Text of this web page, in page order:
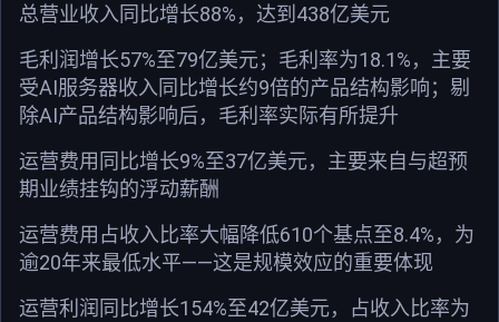
总营业收入同比增长88%，达到438亿美元
毛利润增长57%至79亿美元；毛利率为18.1%，主要
受AI服务器收入同比增长约9倍的产品结构影响；剔
除AI产品结构影响后，毛利率实际有所提升
运营费用同比增长9%至37亿美元，主要来自与超预
期业绩挂钩的浮动薪酬
运营费用占收入比率大幅降低610个基点至8.4%，为
逾20年来最低水平——这是规模效应的重要体现
运营利润同比增长154%至42亿美元，占收入比率为